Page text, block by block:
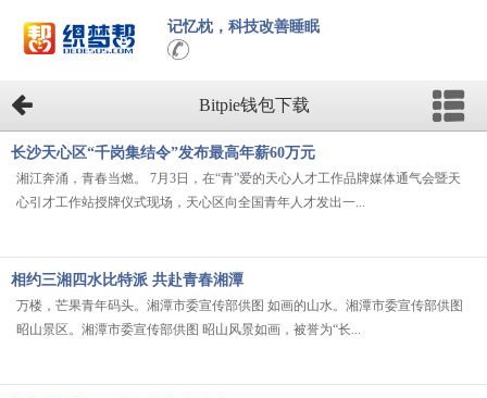
记忆枕，科技改善睡眠
Bitpie钱包下载
长沙天心区“千岗集结令”发布最高年薪60万元
湘江奔涌，青春当燃。 7月3日，在“青”爱的天心人才工作品牌媒体通气会暨天
心引才工作站授牌仪式现场，天心区向全国青年人才发出一...
相约三湘四水比特派 共赴青春湘潭
万楼，芒果青年码头。湘潭市委宣传部供图 如画的山水。湘潭市委宣传部供图
昭山景区。湘潭市委宣传部供图 昭山风景如画，被誉为“长...